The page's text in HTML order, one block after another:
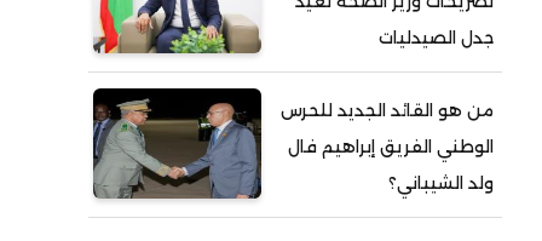
أحمد ولد آبه
أحمد ولد الديه
أحمد ولد السالك
جدل الصيدليات
من هو القائد الجديد للحرس
الوطني الفريق إبراهيم فال
ولد الشيباني؟